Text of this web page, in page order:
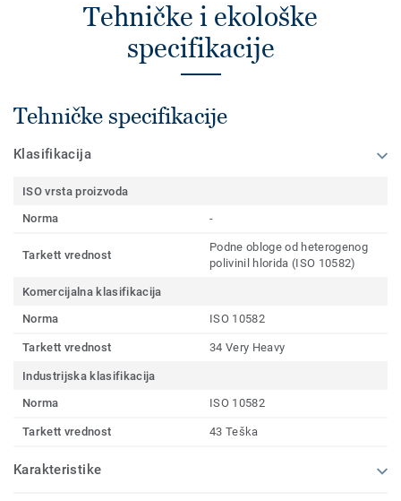
Tehničke i ekološke
specifikacije
Tehničke specifikacije
Klasifikacija
ISO vrsta proizvoda
Norma
-
Tarkett vrednost
Podne obloge od heterogenog
polivinil hlorida (ISO 10582)
Komercijalna klasifikacija
Norma
ISO 10582
Tarkett vrednost 34 Very Heavy
Industrijska klasifikacija
Norma
ISO 10582
Tarkett vrednost 43 Teška
Karakteristike